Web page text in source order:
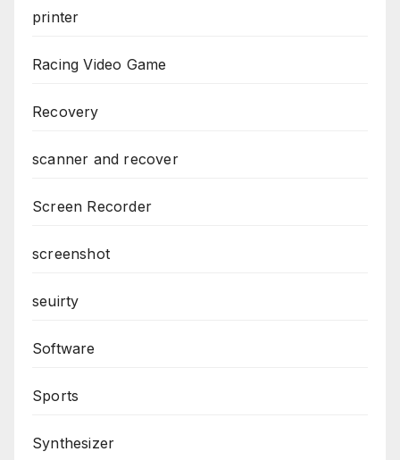
printer
Racing Video Game
Recovery
scanner and recover
Screen Recorder
screenshot
seuirty
Software
Sports
Synthesizer